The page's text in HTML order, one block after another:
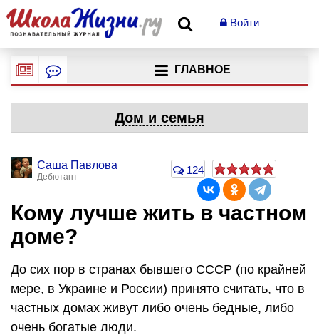
Войти
ГЛАВНОЕ
Дом и семья
Саша Павлова
Дебютант
124
Кому лучше жить в частном
доме?
До сих пор в странах бывшего СССР (по крайней
мере, в Украине и России) принято считать, что в
частных домах живут либо очень бедные, либо
очень богатые люди.